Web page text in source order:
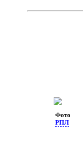
Фото
РПЛ